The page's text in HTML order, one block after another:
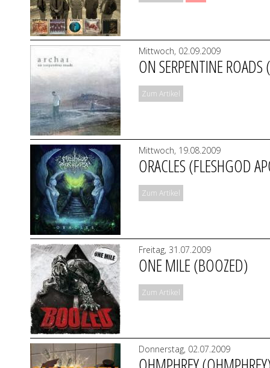
Mittwoch, 02.09.2009
ON SERPENTINE ROADS
Zum Artikel
Mittwoch, 19.08.2009
ORACLES (FLESHGOD
Zum Artikel
Freitag, 31.07.2009
ONE MILE (BOOZED)
Zum Artikel
Donnerstag, 02.07.2009